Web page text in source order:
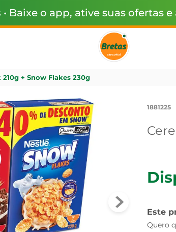
• Baixe o app, ative suas ofertas
+ Snow Flakes 230g
1881225
Este
Quero